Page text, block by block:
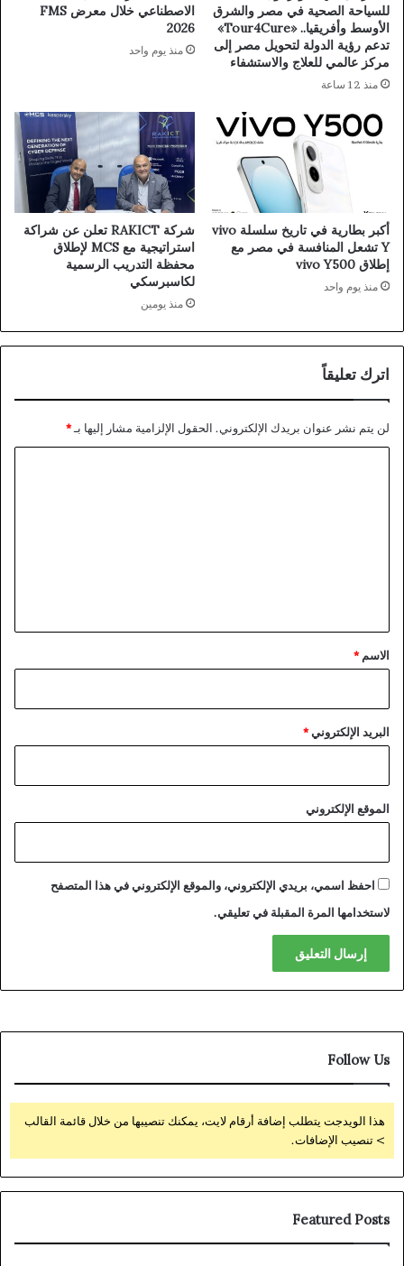
للسياحة الصحية في مصر والشرق
الأوسط وأفريقيا.. «Tour4Cure»
تدعم رؤية الدولة لتحويل مصر إلى
مركز عالمي للعلاج والاستشفاء
منذ 12 ساعة
الاصطناعي خلال معرض FMS
2026
منذ يوم واحد
أكبر بطارية في تاريخ سلسلة vivo
Y تشعل المنافسة في مصر مع
إطلاق vivo Y500
منذ يوم واحد
شركة RAKICT تعلن عن شراكة
استراتيجية مع MCS لإطلاق
محفظة التدريب الرسمية
لكاسبرسكي
منذ يومين
اترك تعليقاً
لن يتم نشر عنوان بريدك الإلكتروني. الحقول الإلزامية مشار إليها بـ*
*
الاسم *
البريد الإلكتروني*
الموقع الإلكتروني
احفظ اسمي، بريدي الإلكتروني، والموقع الإلكتروني في هذا المتصفح
لاستخدامها المرة المقبلة في تعليقي.
Follow Us
هذا الويدجت يتطلب إضافة أرقام لايت، يمكنك تنصيبها من خلال قائمة القالب
> تنصيب الإضافات.
Featured Posts